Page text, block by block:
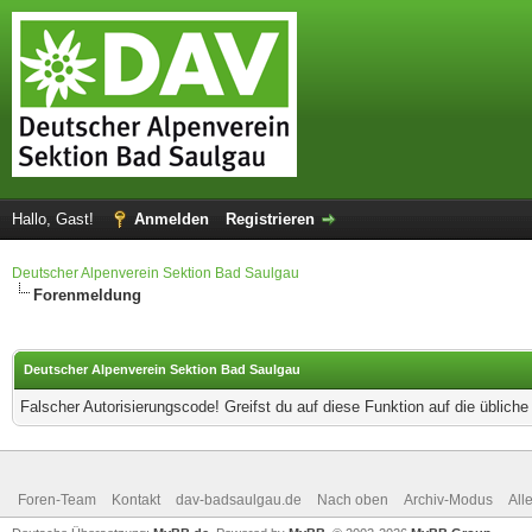
Hallo, Gast! Anmelden Registrieren
Deutscher Alpenverein Sektion Bad Saulgau
Forenmeldung
Deutscher Alpenverein Sektion Bad Saulgau
Falscher Autorisierungscode! Greifst du auf diese Funktion auf die
Foren-Team Kontakt dav-badsaulgau.de Nach oben Archiv-Modus